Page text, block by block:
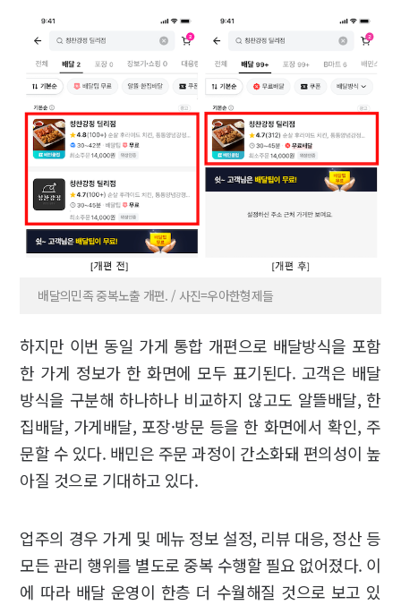
배달의민족 중복노출 개편. / 사진=우아한형제들
하지만 이번 동일 가게 통합 개편으로 배달방식을 포함
한 가게 정보가 한 화면에 모두 표기된다. 고객은 배달
방식을 구분해 하나하나 비교하지 않고도 알뜰배달, 한
집배달, 가게배달, 포장·방문 등을 한 화면에서 확인, 주
문할 수 있다. 배민은 주문 과정이 간소화돼 편의성이 높
아질 것으로 기대하고 있다.
업주의 경우 가게 및 메뉴 정보 설정, 리뷰 대응, 정산 등
모든 관리 행위를 별도로 중복 수행할 필요 없어졌다. 이
에 따라 배달 운영이 한층 더 수월해질 것으로 보고 있